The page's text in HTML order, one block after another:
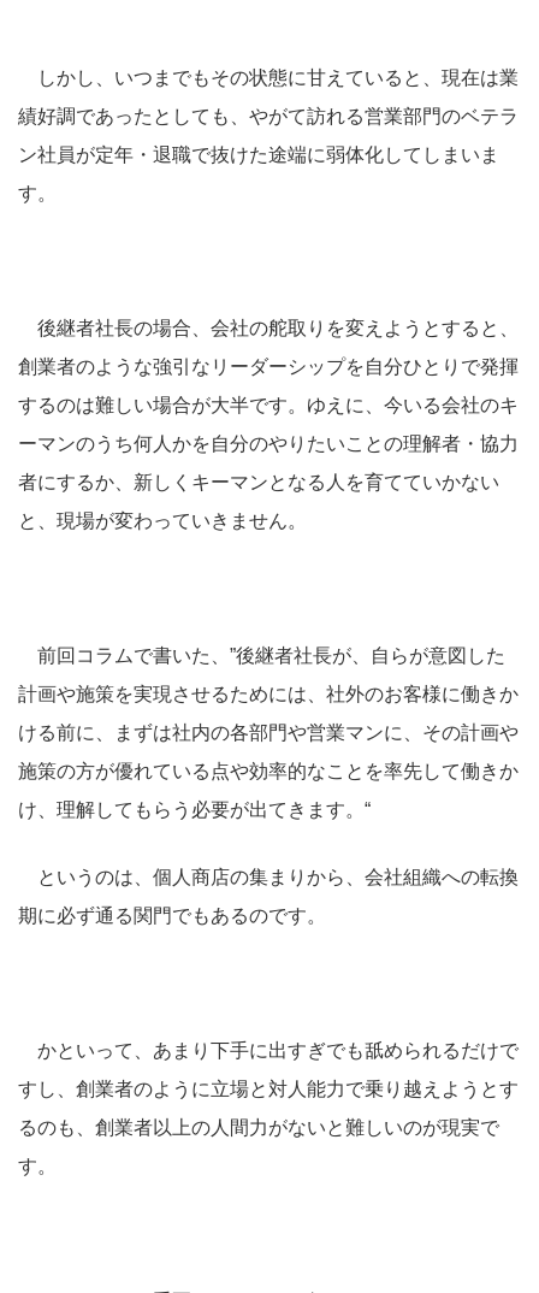
しかし、いつまでもその状態に甘えていると、現在は業
績好調であったとしても、やがて訪れる営業部門のベテラ
ン社員が定年・退職で抜けた途端に弱体化してしまいま
す。
後継者社長の場合、会社の舵取りを変えようとすると、
創業者のような強引なリーダーシップを自分ひとりで発揮
するのは難しい場合が大半です。ゆえに、今いる会社のキ
ーマンのうち何人かを自分のやりたいことの理解者・協力
者にするか、新しくキーマンとなる人を育てていかない
と、現場が変わっていきません。
前回コラムで書いた、”後継者社長が、自らが意図した
計画や施策を実現させるためには、社外のお客様に働きか
ける前に、まずは社内の各部門や営業マンに、その計画や
施策の方が優れている点や効率的なことを率先して働きか
け、理解してもらう必要が出てきます。“
というのは、個人商店の集まりから、会社組織への転換
期に必ず通る関門でもあるのです。
かといって、あまり下手に出すぎでも舐められるだけで
すし、創業者のように立場と対人能力で乗り越えようとす
るのも、創業者以上の人間力がないと難しいのが現実で
す。